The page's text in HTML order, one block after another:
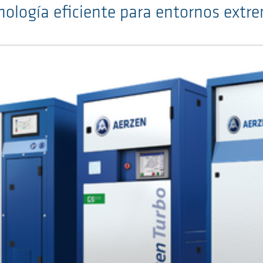
eficiente para entornos